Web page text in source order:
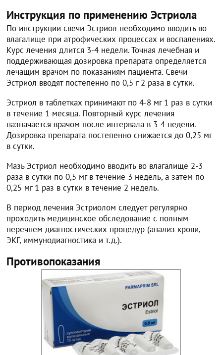
Инструкция по применению Эстриола
По инструкции свечи Эстриол необходимо вводить во
влагалище при атрофических процессах и воспалениях.
Курс лечения длится 3-4 недели. Точная лечебная и
поддерживающая дозировка препарата определяется
лечащим врачом по показаниям пациента. Свечи
Эстриол вводят постепенно по 0,5 г 2 раза в сутки.
Эстриол в таблетках принимают по 4-8 мг 1 раз в сутки
в течение 1 месяца. Повторный курс лечения
назначается врачом после интервала в 3-4 недели.
Дозировка препарата постепенно снижается до 0,25 мг
в сутки.
Мазь Эстриол необходимо вводить во влагалище 2-3
раза в сутки по 0,5 мг в течение 3 недель, а затем по
0,25 мг 1 раз в сутки в течение 2 недель.
В период лечения Эстриолом следует регулярно
проходить медицинское обследование с полным
перечнем диагностических процедур (анализ крови,
ЭКГ, иммунодиагностика и т.д.).
Противопоказания